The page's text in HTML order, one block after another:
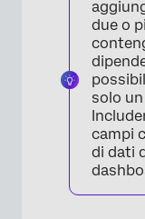
due o
solo
campi
di dati